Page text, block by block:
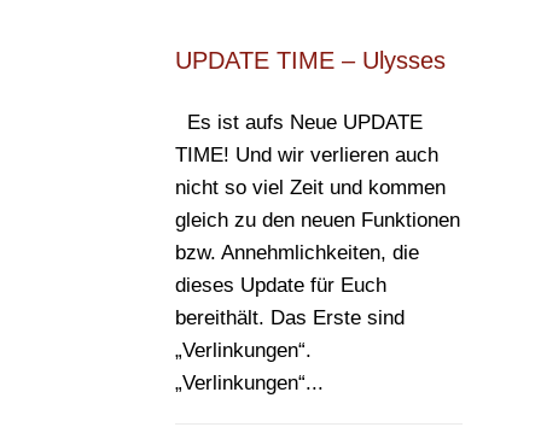
UPDATE TIME – Ulysses
Es ist aufs Neue UPDATE
TIME! Und wir verlieren auch
nicht so viel Zeit und kommen
gleich zu den neuen Funktionen
bzw. Annehmlichkeiten, die
dieses Update für Euch
bereithält. Das Erste sind
„Verlinkungen“.
„Verlinkungen“...